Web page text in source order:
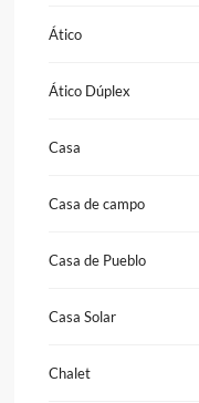
Ático
Ático Dúplex
Casa
Casa de campo
Casa de Pueblo
Casa Solar
Chalet